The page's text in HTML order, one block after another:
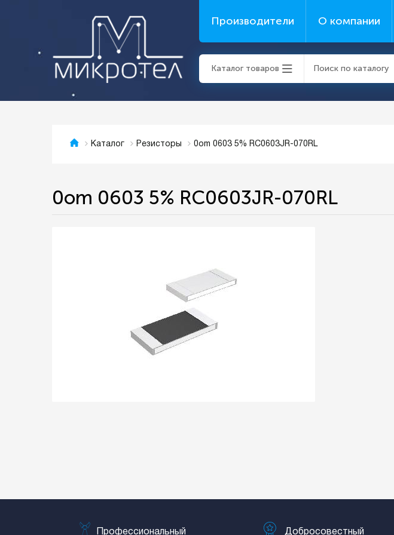
Производители О компании
Каталог товаров
Каталог Резисторы 0om 0603 5% RC0603JR-070RL
0om 0603 5% RC0603JR-070RL
Профессиональный Добросовестный